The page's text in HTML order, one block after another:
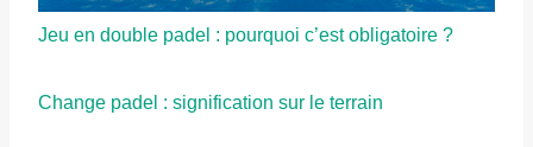
Jeu en double padel : pourquoi c’est obligatoire ?
Change padel : signification sur le terrain